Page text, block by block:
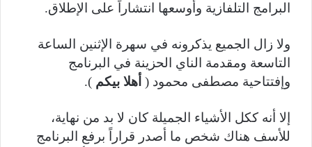
البرامج التلفازية وأوسعها انتشاراً على الإطلاق.
ولا زال الجميع يذكرونه في سهرة الإثنين الساعة
التاسعة ومقدمة الناي الحزينة في البرنامج
وإفتتاحية مصطفى محمود ( أهلا بيكم ).
إلا أنه ككل الأشياء الجميلة كان لا بد من نهاية،
للأسف هناك شخص ما أصدر قراراً برفع البرنامج